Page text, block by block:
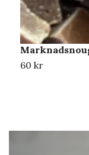
60 kr